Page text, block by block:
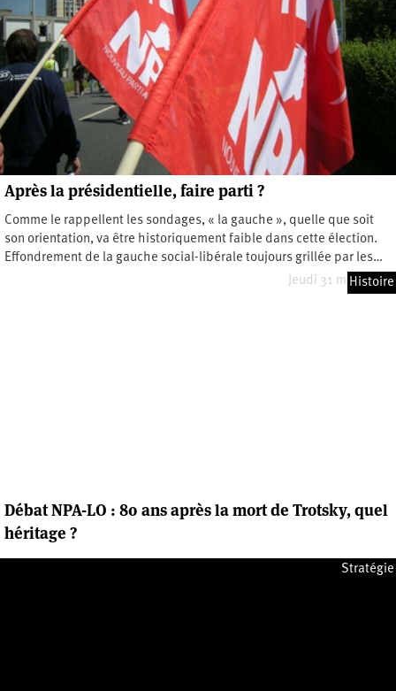
Après la présidentielle, faire parti ?
Comme le rappellent les sondages, « la gauche », quelle que soit
son orientation, va être historiquement faible dans cette élection.
Effondrement de la gauche social-libérale toujours grillée par les…
Jeudi 31 mars 2022
Histoire
Débat NPA-LO : 80 ans après la mort de Trotsky, quel
héritage ?
Lundi 31 août 2020
Stratégie